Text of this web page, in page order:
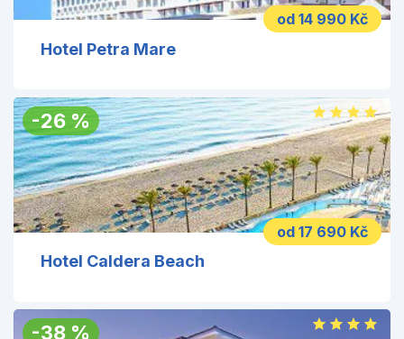
od 14 990 Kč
Hotel Petra Mare
od 17 690 Kč
-26 %
Hotel Caldera Beach
-38 %